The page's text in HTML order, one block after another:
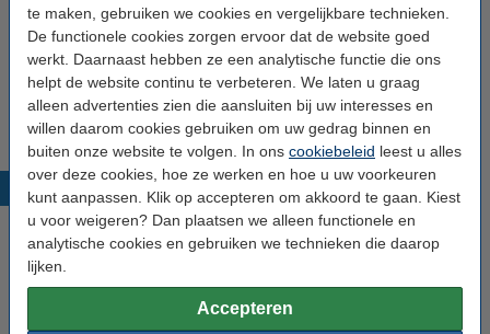
te maken, gebruiken we cookies en vergelijkbare technieken.
De functionele cookies zorgen ervoor dat de website goed
werkt. Daarnaast hebben ze een analytische functie die ons
helpt de website continu te verbeteren. We laten u graag
alleen advertenties zien die aansluiten bij uw interesses en
willen daarom cookies gebruiken om uw gedrag binnen en
buiten onze website te volgen. In ons cookiebeleid leest u alles
over deze cookies, hoe ze werken en hoe u uw voorkeuren
kunt aanpassen. Klik op accepteren om akkoord te gaan. Kiest
u voor weigeren? Dan plaatsen we alleen functionele en
analytische cookies en gebruiken we technieken die daarop
lijken.
Accepteren
Aanbieding:
Aanbieding: Non-Woven Haarnetjes Met Clip En
Elastiek 53,5 cm (10 verpakkingen à 100 stuks)
Populaire producten